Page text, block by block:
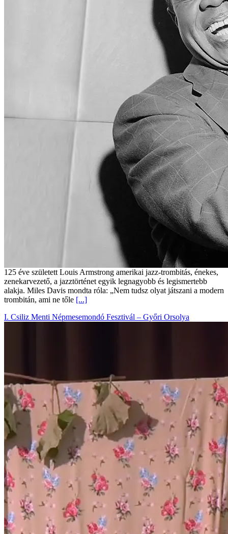
125 éve született Louis Armstrong amerikai jazz-trombitás, énekes,
zenekarvezető, a jazztörténet egyik legnagyobb és legismertebb
alakja. Miles Davis mondta róla: „Nem tudsz olyat játszani a modern
trombitán, ami ne tőle [...]
I. Csiliz Menti Népmesemondó Fesztivál – Győri Orsolya